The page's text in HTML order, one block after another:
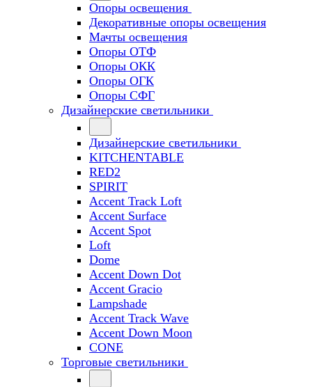
Опоры освещения
Декоративные опоры освещения
Мачты освещения
Опоры ОТФ
Опоры ОКК
Опоры ОГК
Опоры СФГ
Дизайнерские светильники
Дизайнерские светильники
KITCHENTABLE
RED2
SPIRIT
Accent Track Loft
Accent Surface
Accent Spot
Loft
Dome
Accent Down Dot
Accent Gracio
Lampshade
Accent Track Wave
Accent Down Moon
CONE
Торговые светильники